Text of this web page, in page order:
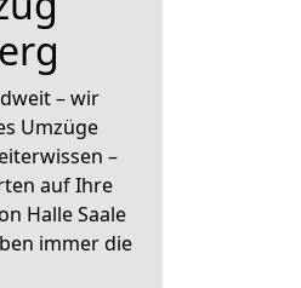
– wir
Umzüge
–
auf Ihre
Halle Saale
immer die